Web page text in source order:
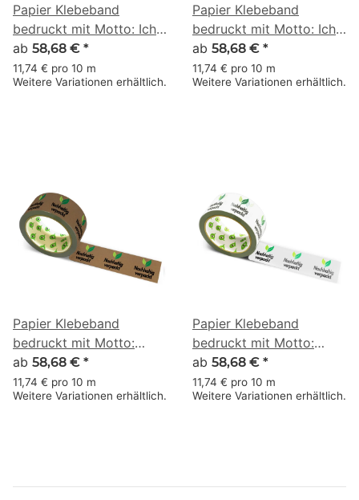
Papier Klebeband
bedruckt mit Motto: Ich
bin recycelbar - 50 m
braun
ab 58,68 € *
11,74 € pro 10 m
Weitere Variationen erhältlich.
Papier Klebeband
bedruckt mit Motto: Ich
bin recycelbar - 50 m
weiss
ab 58,68 € *
11,74 € pro 10 m
Weitere Variationen erhältlich.
Papier Klebeband
bedruckt mit Motto:
Nachhaltig Verpackt - 50
m braun
ab 58,68 € *
11,74 € pro 10 m
Weitere Variationen erhältlich.
Papier Klebeband
bedruckt mit Motto:
Nachhaltig Verpackt - 50
m weiss
ab 58,68 € *
11,74 € pro 10 m
Weitere Variationen erhältlich.